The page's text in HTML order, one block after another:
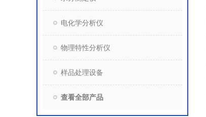
电化学分析仪
物理特性分析仪
样品处理设备
查看全部产品